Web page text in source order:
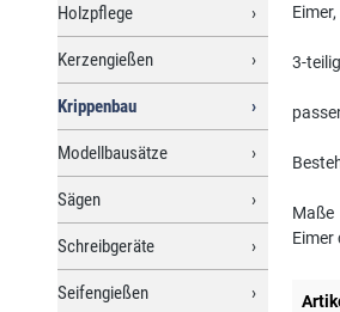
Holzpflege
Kerzengießen
Krippenbau
Modellbausätze
Sägen
Schreibgeräte
Seifengießen
3-teilig
Maße
Eimer